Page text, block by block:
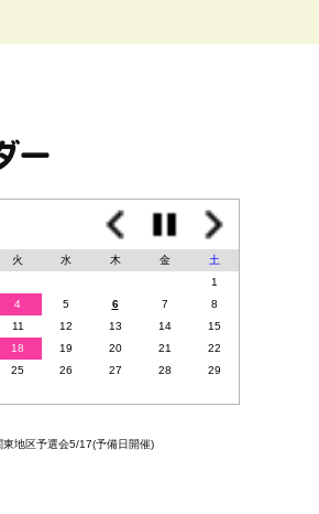
ー
火 水 木 金
土
1
4 5 6 7
8
11 12 13 14
15
18 19 20 21
22
25 26 27 28
29
東地区予選会5/17(予備日開催)